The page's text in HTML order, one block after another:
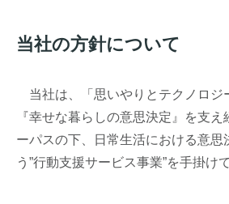
当社の方針について
当社は、「思いやりとテクノロジ
『幸せな暮らしの意思決定』を支
ーパスの下、日常生活における意思
う”行動支援サービス事業”を手掛け